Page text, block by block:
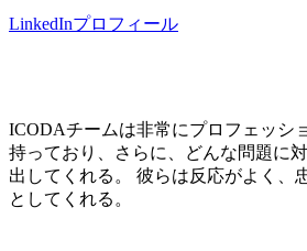
LinkedInプロフィール
ICODAチームは非常にプロフェッシ
持っており、さらに、どんな問題に
出してくれる。 彼らは反応がよく、
としてくれる。